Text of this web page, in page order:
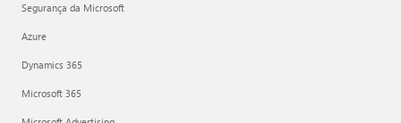
Segurança da Microsoft
Azure
Dynamics 365
Microsoft 365